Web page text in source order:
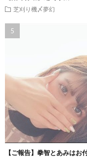
芝刈り機〆夢幻
【ご報告】拳智とあみはお